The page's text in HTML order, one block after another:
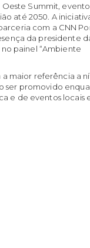
Summit,
até 2050. A
com a CNN
da presidente
painel “Ambiente
maior referência a
ser promovido
e de eventos locais